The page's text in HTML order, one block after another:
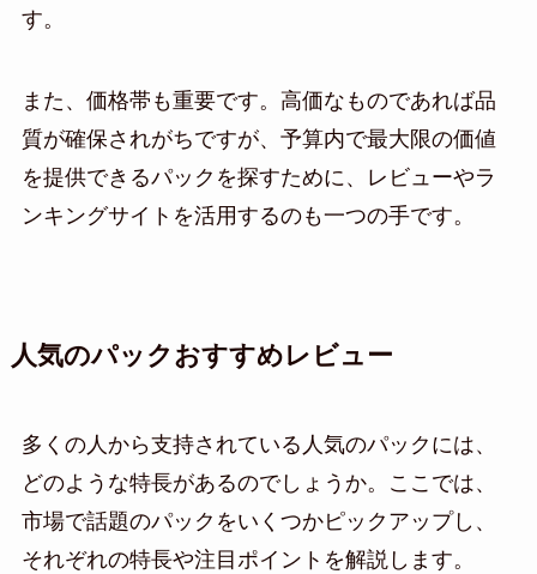
す。
また、価格帯も重要です。高価なものであれば品
質が確保されがちですが、予算内で最大限の価値
を提供できるパックを探すために、レビューやラ
ンキングサイトを活用するのも一つの手です。
人気のパックおすすめレビュー
多くの人から支持されている人気のパックには、
どのような特長があるのでしょうか。ここでは、
市場で話題のパックをいくつかピックアップし、
それぞれの特長や注目ポイントを解説します。